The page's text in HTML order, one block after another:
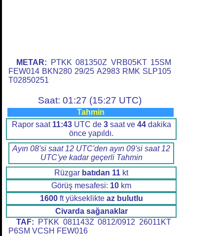
METAR: PTKK 081350Z VRB05KT 15SM
FEW014 BKN280 29/25 A2983 RMK SLP105
T02850251
Saat: 01:27 (15:27 UTC)
Tahmin
Rapor saat 11:43UTC de 3saat ve 44dakika
önce yapıldı.
Ayın 08'si saat 12 UTC'den ayın 09'si saat 12
UTC'ye kadar geçerli Tahmin
Rüzgar batıdan 11 kt
Görüş mesafesi: 10 km
1600ft yükseklikte az bulutlu
Civarda sağanaklar
TAF: PTKK 081143Z 0812/0912 26011KT
P6SM VCSH FEW016